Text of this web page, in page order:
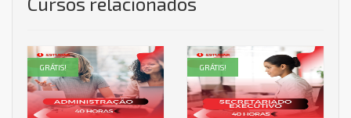
GRÁTIS! GRÁTIS!